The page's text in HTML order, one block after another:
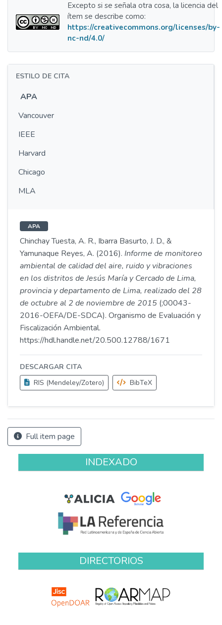
Excepto si se señala otra cosa, la licencia del
ítem se describe como:
https://creativecommons.org/licenses/by-
nc-nd/4.0/
ESTILO DE CITA
APA
Vancouver
IEEE
Harvard
Chicago
MLA
APA
Chinchay Tuesta, A. R., Ibarra Basurto, J. D., &
Yamunaque Reyes, A. (2016). Informe de monitoreo
ambiental de calidad del aire, ruido y vibraciones
en los distritos de Jesús María y Cercado de Lima,
provincia y departamento de Lima, realizado del 28
de octubre al 2 de noviembre de 2015 (;00043-
2016-OEFA/DE-SDCA). Organismo de Evaluación y
Fiscalización Ambiental.
https://hdl.handle.net/20.500.12788/1671
DESCARGAR CITA
RIS (Mendeley/Zotero)
BibTeX
Full item page
INDEXADO
DIRECTORIOS